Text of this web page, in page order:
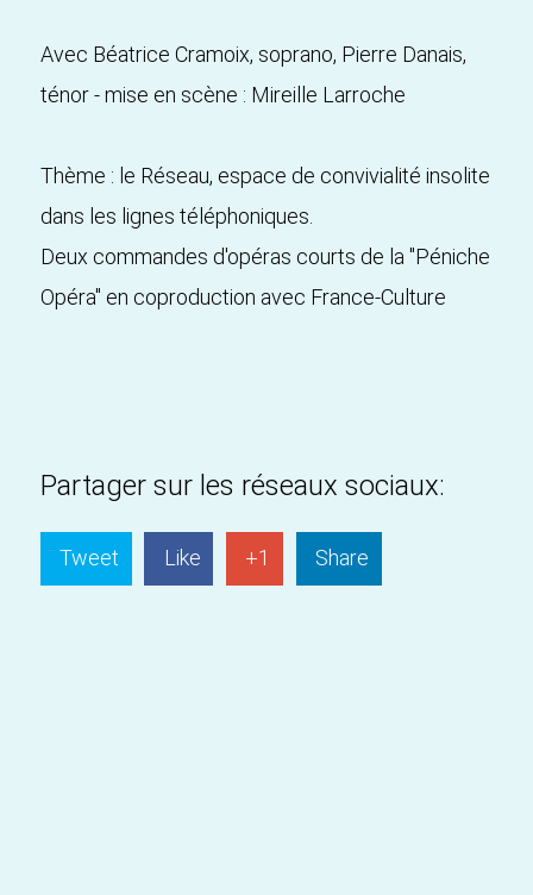
Avec Béatrice Cramoix, soprano, Pierre Danais,
ténor - mise en scène : Mireille Larroche
Thème : le Réseau, espace de convivialité insolite
dans les lignes téléphoniques.
Deux commandes d'opéras courts de la "Péniche
Opéra" en coproduction avec France-Culture
Partager sur les réseaux sociaux:
Tweet Like +1 Share